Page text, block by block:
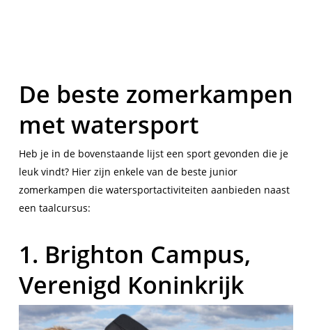
De beste zomerkampen
met watersport
Heb je in de bovenstaande lijst een sport gevonden die je
leuk vindt? Hier zijn enkele van de beste junior
zomerkampen die watersportactiviteiten aanbieden naast
een taalcursus:
1. Brighton Campus,
Verenigd Koninkrijk